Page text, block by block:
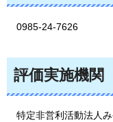
0985-24-7626
評価実施機関
特定非営利活動法人